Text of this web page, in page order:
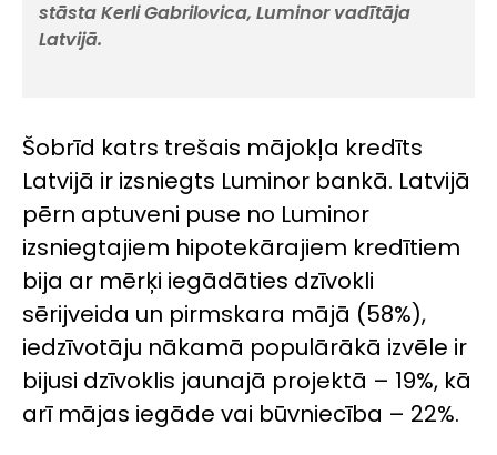
stāsta Kerli Gabrilovica, Luminor vadītāja
Latvijā.
Šobrīd katrs trešais mājokļa kredīts
Latvijā ir izsniegts Luminor bankā. Latvijā
pērn aptuveni puse no Luminor
izsniegtajiem hipotekārajiem kredītiem
bija ar mērķi iegādāties dzīvokli
sērijveida un pirmskara mājā (58%),
iedzīvotāju nākamā populārākā izvēle ir
bijusi dzīvoklis jaunajā projektā – 19%, kā
arī mājas iegāde vai būvniecība – 22%.